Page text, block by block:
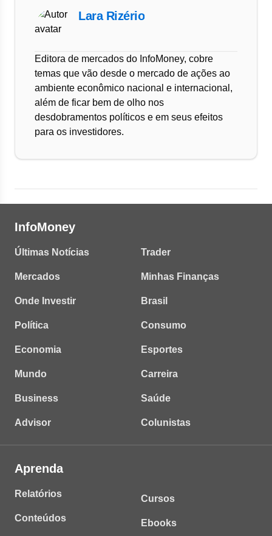
Lara Rizério
Editora de mercados do InfoMoney, cobre
temas que vão desde o mercado de ações ao
ambiente econômico nacional e internacional,
além de ficar bem de olho nos
desdobramentos políticos e em seus efeitos
para os investidores.
InfoMoney
Últimas Notícias
Mercados
Onde Investir
Política
Economia
Mundo
Business
Advisor
Trader
Minhas Finanças
Brasil
Consumo
Esportes
Carreira
Saúde
Colunistas
Aprenda
Relatórios
Conteúdos
Cursos
Ebooks